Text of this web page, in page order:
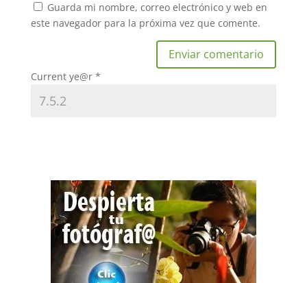
Guarda mi nombre, correo electrónico y web en
este navegador para la próxima vez que comente.
Current ye@r *